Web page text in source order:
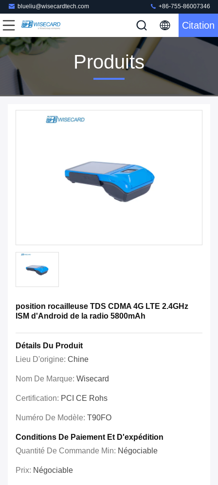
blueliu@wisecardtech.com +86-755-86007346
Citation
Produits
position rocailleuse TDS CDMA 4G LTE 2.4GHz
ISM d'Android de la radio 5800mAh
Détails Du Produit
Lieu D'origine: Chine
Nom De Marque: Wisecard
Certification: PCI CE Rohs
Numéro De Modèle: T90FO
Conditions De Paiement Et D'expédition
Quantité De Commande Min: Négociable
Prix: Négociable